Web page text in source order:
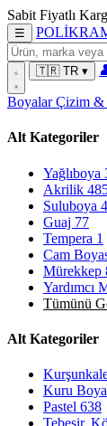
Sabit Fiyatlı
☰ POLİ
🇹🇷 TR ▾
BoyalarÇizim &
Alt Kategoriler
Yağlıboya
Akrilik
Suluboya
Guaj 77
Tempera 1
Cam
Mürekkep
Yardımcı
Tümünü
Alt Kategoriler
Kuru
Pastel 638
Tebeşir,